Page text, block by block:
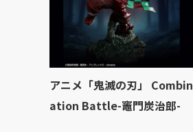
アニメ「鬼滅の刃」 Combin
ation Battle-竈門炭治郎-